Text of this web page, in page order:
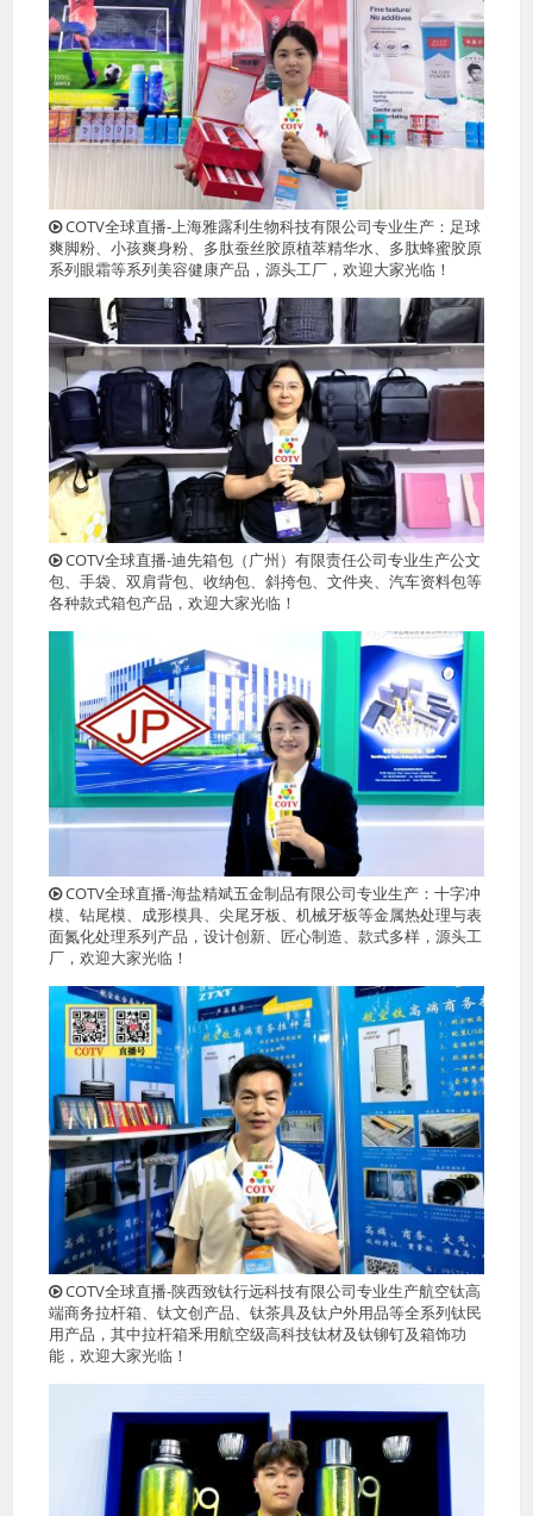
COTV全球直播-上海雅露利生物科技有限公司专业生产：足球
爽脚粉、小孩爽身粉、多肽蚕丝胶原植萃精华水、多肽蜂蜜胶原
系列眼霜等系列美容健康产品，源头工厂，欢迎大家光临！
COTV全球直播-迪先箱包（广州）有限责任公司专业生产公文
包、手袋、双肩背包、收纳包、斜挎包、文件夹、汽车资料包等
各种款式箱包产品，欢迎大家光临！
COTV全球直播-海盐精斌五金制品有限公司专业生产：十字冲
模、钻尾模、成形模具、尖尾牙板、机械牙板等金属热处理与表
面氮化处理系列产品，设计创新、匠心制造、款式多样，源头工
厂，欢迎大家光临！
COTV全球直播-陕西致钛行远科技有限公司专业生产航空钛高
端商务拉杆箱、钛文创产品、钛茶具及钛户外用品等全系列钛民
用产品，其中拉杆箱釆用航空级高科技钛材及钛铆钉及箱饰功
能，欢迎大家光临！